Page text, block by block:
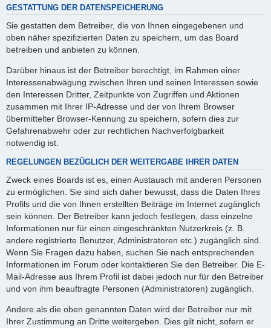
GESTATTUNG DER DATENSPEICHERUNG
Sie gestatten dem Betreiber, die von Ihnen eingegebenen und
oben näher spezifizierten Daten zu speichern, um das Board
betreiben und anbieten zu können.
Darüber hinaus ist der Betreiber berechtigt, im Rahmen einer
Interessenabwägung zwischen Ihren und seinen Interessen sowie
den Interessen Dritter, Zeitpunkte von Zugriffen und Aktionen
zusammen mit Ihrer IP-Adresse und der von Ihrem Browser
übermittelter Browser-Kennung zu speichern, sofern dies zur
Gefahrenabwehr oder zur rechtlichen Nachverfolgbarkeit
notwendig ist.
REGELUNGEN BEZÜGLICH DER WEITERGABE IHRER DATEN
Zweck eines Boards ist es, einen Austausch mit anderen Personen
zu ermöglichen. Sie sind sich daher bewusst, dass die Daten Ihres
Profils und die von Ihnen erstellten Beiträge im Internet zugänglich
sein können. Der Betreiber kann jedoch festlegen, dass einzelne
Informationen nur für einen eingeschränkten Nutzerkreis (z. B.
andere registrierte Benutzer, Administratoren etc.) zugänglich sind.
Wenn Sie Fragen dazu haben, suchen Sie nach entsprechenden
Informationen im Forum oder kontaktieren Sie den Betreiber. Die E-
Mail-Adresse aus Ihrem Profil ist dabei jedoch nur für den Betreiber
und von ihm beauftragte Personen (Administratoren) zugänglich.
Andere als die oben genannten Daten wird der Betreiber nur mit
Ihrer Zustimmung an Dritte weitergeben. Dies gilt nicht, sofern er